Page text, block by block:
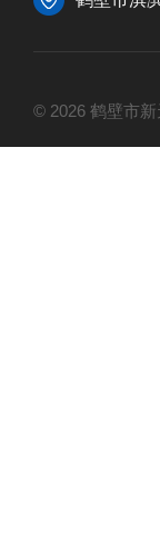
© 2026 鹤壁市